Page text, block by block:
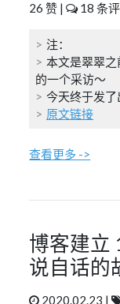
26 赞 |
18 条
注：
本文是翠翠
的一个采访～
今天终于发
原文链接
查看更多 ->
博客建立
说自话的
2020.02.23 |